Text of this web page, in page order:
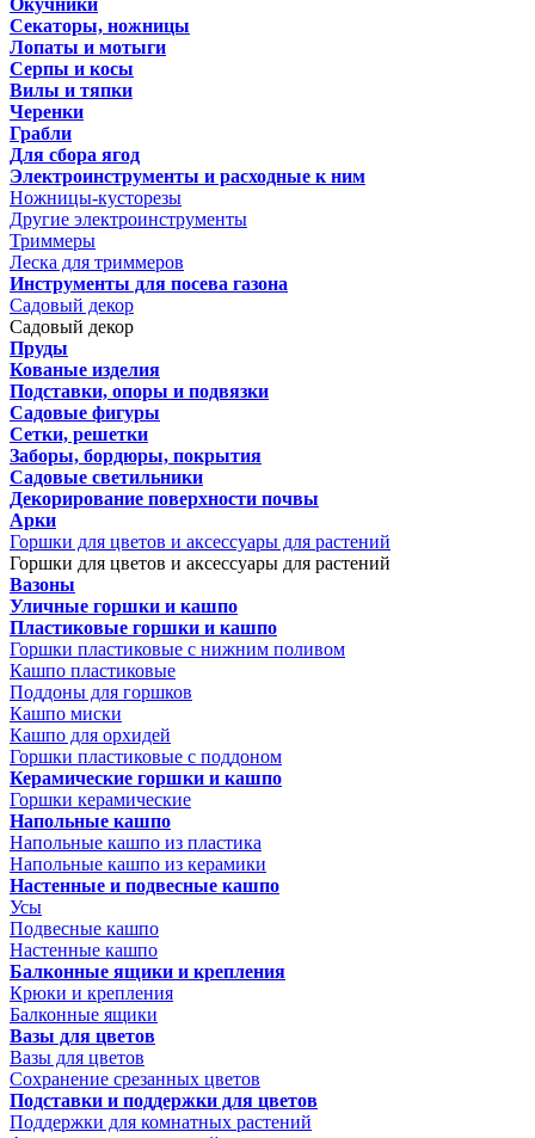
Окучники
Секаторы, ножницы
Лопаты и мотыги
Серпы и косы
Вилы и тяпки
Черенки
Грабли
Для сбора ягод
Электроинструменты и расходные к ним
Ножницы-кусторезы
Другие электроинструменты
Триммеры
Леска для триммеров
Инструменты для посева газона
Садовый декор
Садовый декор
Пруды
Кованые изделия
Подставки, опоры и подвязки
Садовые фигуры
Сетки, решетки
Заборы, бордюры, покрытия
Садовые светильники
Декорирование поверхности почвы
Арки
Горшки для цветов и аксессуары для растений
Горшки для цветов и аксессуары для растений
Вазоны
Уличные горшки и кашпо
Пластиковые горшки и кашпо
Горшки пластиковые с нижним поливом
Кашпо пластиковые
Поддоны для горшков
Кашпо миски
Кашпо для орхидей
Горшки пластиковые с поддоном
Керамические горшки и кашпо
Горшки керамические
Напольные кашпо
Напольные кашпо из пластика
Напольные кашпо из керамики
Настенные и подвесные кашпо
Усы
Подвесные кашпо
Настенные кашпо
Балконные ящики и крепления
Крюки и крепления
Балконные ящики
Вазы для цветов
Вазы для цветов
Сохранение срезанных цветов
Подставки и поддержки для цветов
Поддержки для комнатных растений